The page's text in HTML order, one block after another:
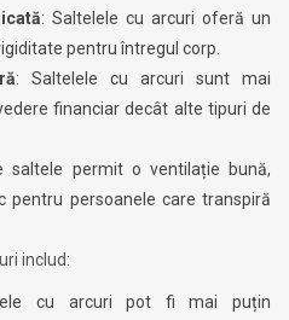
: Saltelele cu arcuri oferă un
pentru întregul corp.
: Saltelele cu arcuri sunt mai
financiar decât alte tipuri de
saltele permit o ventilație bună,
pentru persoanele care transpiră
includ:
cu arcuri pot fi mai puțin